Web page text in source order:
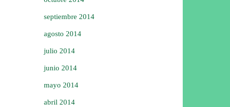
septiembre 2014
agosto 2014
julio 2014
junio 2014
mayo 2014
abril 2014